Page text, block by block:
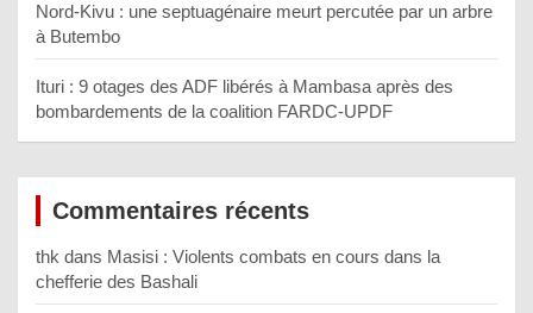
Nord-Kivu : une septuagénaire meurt percutée par un arbre
à Butembo
Ituri : 9 otages des ADF libérés à Mambasa après des
bombardements de la coalition FARDC-UPDF
Commentaires récents
thk dans Masisi : Violents combats en cours dans la
chefferie des Bashali